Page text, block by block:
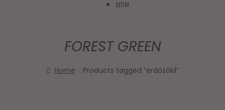
HUN
FOREST GREEN
Home Products tagged “erdőzöld”